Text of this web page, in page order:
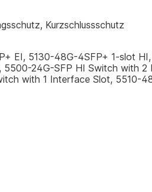
Kurzschlussschutz
EI, 5130-48G-4SFP+ 1-slot
24G-SFP HI Switch with
with 1 Interface Slot, 5510-